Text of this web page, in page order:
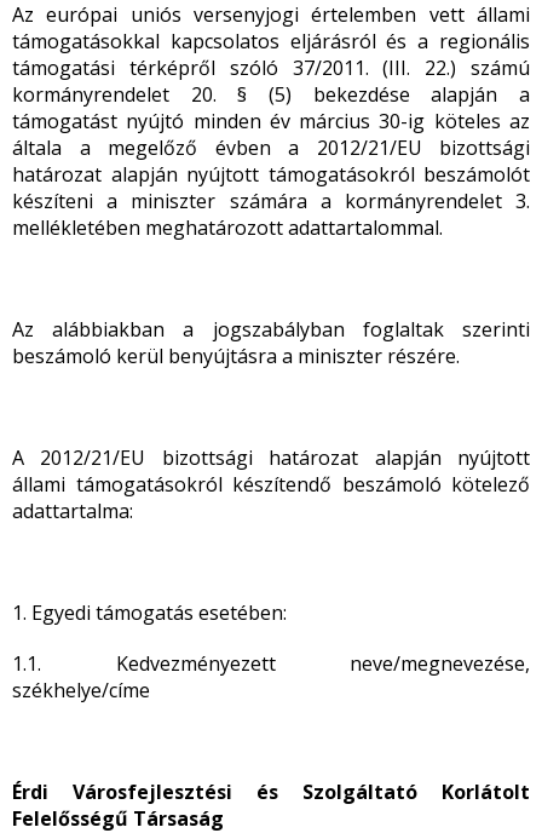
Az európai uniós versenyjogi értelemben vett állami
támogatásokkal kapcsolatos eljárásról és a regionális
támogatási térképről szóló 37/2011. (III. 22.) számú
kormányrendelet 20. § (5) bekezdése alapján a
támogatást nyújtó minden év március 30-ig köteles az
általa a megelőző évben a 2012/21/EU bizottsági
határozat alapján nyújtott támogatásokról beszámolót
készíteni a miniszter számára a kormányrendelet 3.
mellékletében meghatározott adattartalommal.
Az alábbiakban a jogszabályban foglaltak szerinti
beszámoló kerül benyújtásra a miniszter részére.
A 2012/21/EU bizottsági határozat alapján nyújtott
állami támogatásokról készítendő beszámoló kötelező
adattartalma:
1. Egyedi támogatás esetében:
1.1. Kedvezményezett neve/megnevezése,
székhelye/címe
Érdi Városfejlesztési és Szolgáltató Korlátolt
Felelősségű Társaság